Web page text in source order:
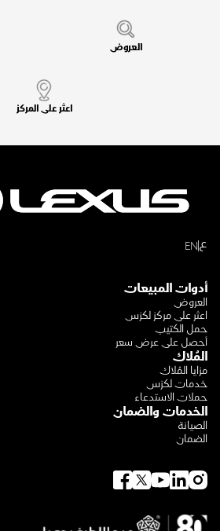
العروض
اعثر على المركز
ع EN
أدوات المبيعات
العروض
اعثر على مركز لكزس
حمل الكتيب
أحصل على عرض سعر
المُلاك
مزايا المُلاك
خدمات لكزس
حملات الاستدعاء
الخدمات والضمان
الصيانة
الضمان